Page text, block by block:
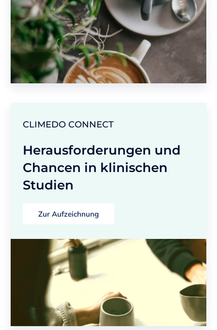
CLIMEDO CONNECT
Herausforderungen und
Chancen in klinischen
Studien
Zur Aufzeichnung